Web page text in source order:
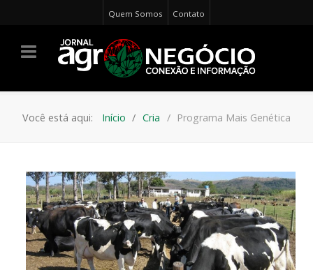
Quem Somos Contato
Você está aqui: Início Cria Programa Mais Genética